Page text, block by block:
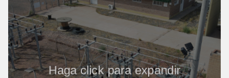
Haga click para expandir